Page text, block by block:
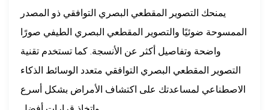
يمنحك التصوير المقطعي البصري التوافقي ذو المصدر
الممسوحة ضوئيًا والتصوير المقطعي البصري الطيفي صورًا
واضحة وتفاصيل أكثر عن الأنسجة. كما تستخدم تقنية
التصوير المقطعي البصري التوافقي متعدد الوسائط الذكاء
الاصطناعي لمساعدتك على اكتشاف الأمراض بشكل أسرع